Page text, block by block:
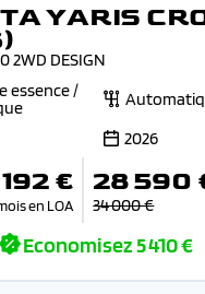
YARIS
2WD DESIGN
essence /
2026
192 €
en LOA
28 590
34 000 €
Economisez5 410 €